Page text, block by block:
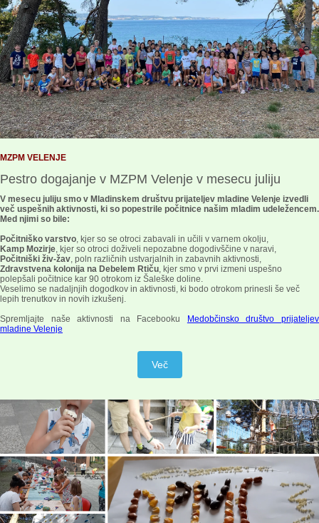
MZPM VELENJE
Pestro dogajanje v MZPM Velenje v mesecu juliju
V mesecu juliju smo v Mladinskem društvu prijateljev mladine Velenje izvedli
več uspešnih aktivnosti, ki so popestrile počitnice našim mladim udeležencem.
Med njimi so bile:
Počitniško varstvo, kjer so se otroci zabavali in učili v varnem okolju,
Kamp Mozirje, kjer so otroci doživeli nepozabne dogodivščine v naravi,
Počitniški živ-žav, poln različnih ustvarjalnih in zabavnih aktivnosti,
Zdravstvena kolonija na Debelem Rtiču, kjer smo v prvi izmeni uspešno
polepšali počitnice kar 90 otrokom iz Šaleške doline.
Veselimo se nadaljnjih dogodkov in aktivnosti, ki bodo otrokom prinesli še več
lepih trenutkov in novih izkušenj.
Spremljajte naše aktivnosti na Facebooku
Medobčinsko društvo prijateljev
mladine Velenje
Več